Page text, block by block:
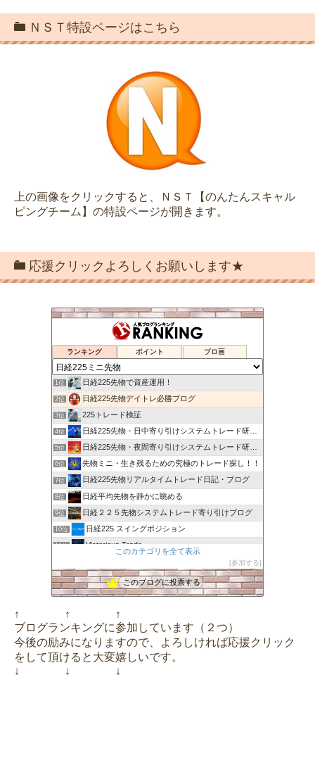
ＮＳＴ特設ページはこちら
上の画像をクリックすると、ＮＳＴ【のんたんスキャル
ピングチーム】の特設ページが開きます。
応援クリックよろしくお願いします★
ランキング ポイント ブロ画
1位 日経225先物で資産運用！
2位 日経225先物デイトレ必勝ブログ
3位 225トレード検証
4位 日経225先物・日中寄り引けシステムトレード研究所
5位 日経225先物・夜間寄り引けシステムトレード研究所
6位 先物ミニ・生き残るための究極のトレード探し！！
7位 日経225先物リアルタイムトレード日記・ブログ
8位 日経平均先物を静かに眺める
9位 日経２２５先物システムトレード寄り引けブログ
10位 日経225 スイングポジション
11位 Victorious Trade
13位 日経平均を日々研究するブログ
14位 日経２２５で勝負！先物・オプションで勝つ方法
15位 アラ還トレーダーTのライフワークトレード
このカテゴリを全て表示
参加する
このブログに投票する
↑ ↑ ↑
ブログランキングに参加しています（２つ）
今後の励みになりますので、よろしければ応援クリック
をして頂けると大変嬉しいです。
↓ ↓ ↓